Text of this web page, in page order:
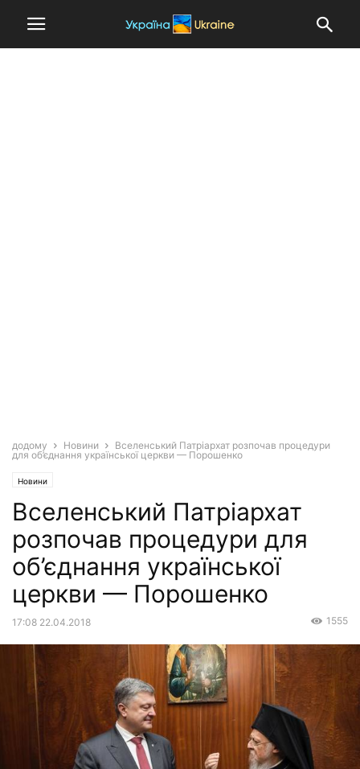
додому Новини
Вселенський Патріархат розпочав процедури
для об’єднання української церкви — Порошенко
Новини
Вселенський Патріархат
розпочав процедури для
об’єднання української
церкви — Порошенко
17:08 22.04.2018 1555